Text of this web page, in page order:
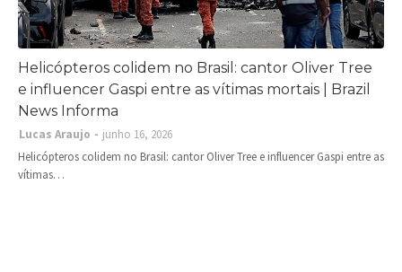
Helicópteros colidem no Brasil: cantor Oliver Tree
e influencer Gaspi entre as vítimas mortais | Brazil
News Informa
Lucas Araujo
junho 16, 2026
Helicópteros colidem no Brasil: cantor Oliver Tree e influencer Gaspi entre as
vítimas…